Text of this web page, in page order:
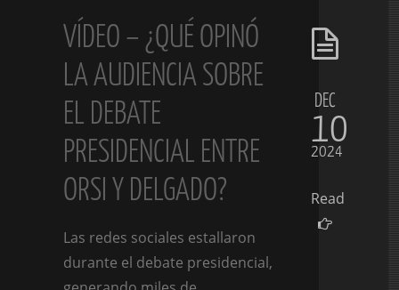
VÍDEO – ¿QUÉ OPINÓ
LA AUDIENCIA SOBRE
EL DEBATE
PRESIDENCIAL ENTRE
ORSI Y DELGADO?
Las redes sociales estallaron
durante el debate presidencial,
DEC
10
2024
Read